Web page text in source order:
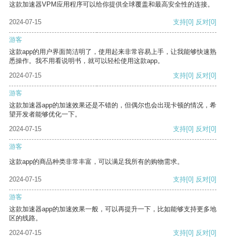
这款加速器VPM应用程序可以给你提供全球覆盖和最高安全性的连接。
2024-07-15 支持[0] 反对[0]
游客
这款app的用户界面简洁明了，使用起来非常容易上手，让我能够快速熟
悉操作。我不用看说明书，就可以轻松使用这款app。
2024-07-15
支持[0] 反对[0]
游客
这款加速器app的加速效果还是不错的，但偶尔也会出现卡顿的情况，希
望开发者能够优化一下。
2024-07-15
支持[0] 反对[0]
游客
这款app的商品种类非常丰富，可以满足我所有的购物需求。
2024-07-15 支持[0] 反对[0]
游客
这款加速器app的加速效果一般，可以再提升一下，比如能够支持更多地
区的线路。
2024-07-15
支持[0] 反对[0]